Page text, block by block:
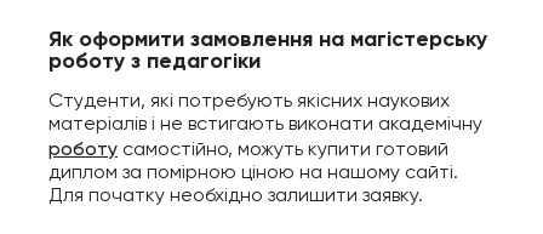
Як оформити замовлення на магістерську
роботу з педагогіки
Студенти, які потребують якісних наукових
матеріалів і не встигають виконати академічну
роботу самостійно, можуть купити готовий
диплом за помірною ціною на нашому сайті.
Для початку необхідно залишити заявку.